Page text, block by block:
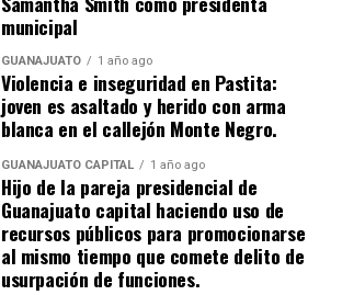
municipal
GUANAJUATO 1 año ago
Violencia e inseguridad en Pastita:
joven es asaltado y herido con arma
blanca en el callejón Monte Negro.
GUANAJUATO CAPITAL 1 año ago
Hijo de la pareja presidencial de
Guanajuato capital haciendo uso de
recursos públicos para promocionarse
al mismo tiempo que comete delito de
usurpación de funciones.